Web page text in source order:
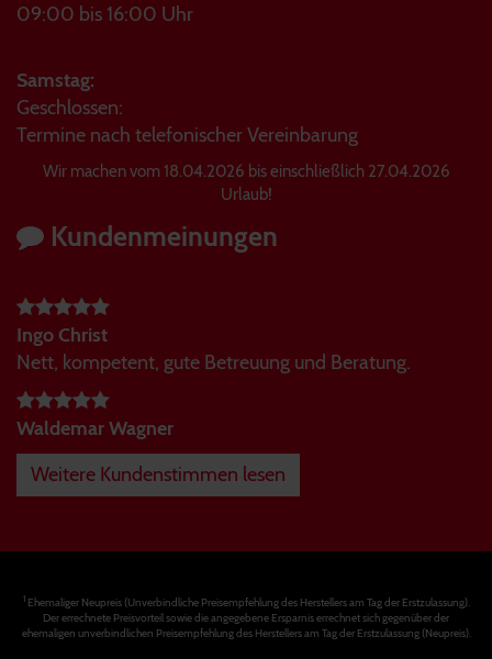
09:00 bis 16:00 Uhr
Samstag:
Geschlossen:
Termine nach telefonischer Vereinbarung
Wir machen vom 18.04.2026 bis einschließlich 27.04.2026
Urlaub!
Kundenmeinungen
Ingo Christ
Nett, kompetent, gute Betreuung und Beratung.
Waldemar Wagner
Weitere Kundenstimmen lesen
1Ehemaliger Neupreis (Unverbindliche Preisempfehlung des Herstellers am Tag der Erstzulassung).
Der errechnete Preisvorteil sowie die angegebene Ersparnis errechnet sich gegenüber der
ehemaligen unverbindlichen Preisempfehlung des Herstellers am Tag der Erstzulassung (Neupreis).